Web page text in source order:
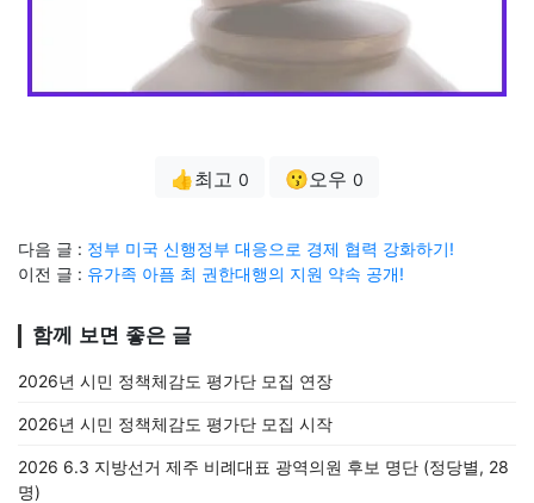
👍최고 0 😗오우 0
다음 글 : 정부 미국 신행정부 대응으로 경제 협력 강화하기!
이전 글 : 유가족 아픔 최 권한대행의 지원 약속 공개!
함께 보면 좋은 글
2026년 시민 정책체감도 평가단 모집 연장
2026년 시민 정책체감도 평가단 모집 시작
2026 6.3 지방선거 제주 비례대표 광역의원 후보 명단 (정당별, 28
명)